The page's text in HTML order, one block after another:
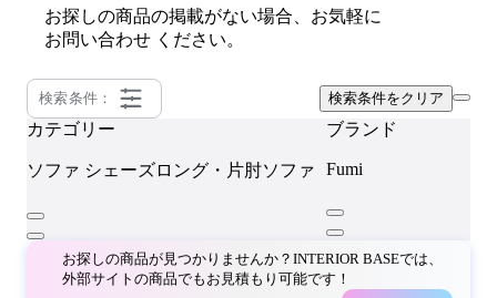
お探しの商品の掲載がない場合、お気軽に
お問い合わせ ください。
検索条件： 検索条件をクリア
カテゴリー
ソファ シェーズロング・片肘ソファ
ブランド
Fumi
お探しの商品が見つかりませんか？INTERIOR BASEでは、
外部サイトの商品でもお見積もり可能です！